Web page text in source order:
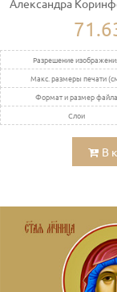
Разрешение
Макс. размеры печати
Формат и размер файла
Слои
В